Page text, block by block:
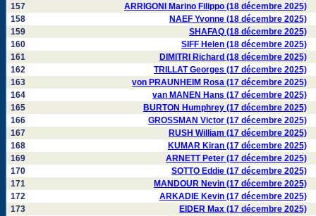
157
ARRIGONI Marino Filippo (18 décembre 2025)
158
NAEF Yvonne (18 décembre 2025)
159
SHAFAQ (18 décembre 2025)
160
SIFF Helen (18 décembre 2025)
161
DIMITRI Richard (18 décembre 2025)
162
TRILLAT Georges (17 décembre 2025)
163
von PRAUNHEIM Rosa (17 décembre 2025)
164
van MANEN Hans (17 décembre 2025)
165
BURTON Humphrey (17 décembre 2025)
166
GROSSMAN Victor (17 décembre 2025)
167
RUSH William (17 décembre 2025)
168
KUMAR Kiran (17 décembre 2025)
169
ARNETT Peter (17 décembre 2025)
170
SOTTO Eddie (17 décembre 2025)
171
MANDOUR Nevin (17 décembre 2025)
172
ARKADIE Kevin (17 décembre 2025)
173
EIDER Max (17 décembre 2025)